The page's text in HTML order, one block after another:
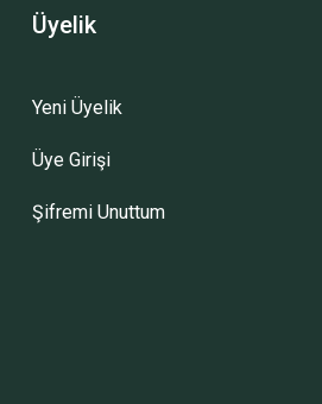
Üyelik
Yeni Üyelik
Üye Girişi
Şifremi Unuttum